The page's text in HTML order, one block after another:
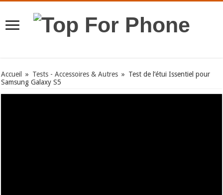
Accueil » Tests - Accessoires & Autres » Test de l’étui Issentiel pour
Samsung Galaxy S5